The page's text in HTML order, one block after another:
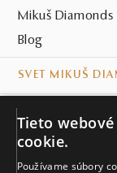
Mikuš
Blog
SVET MIKUŠ
KONTAKT
Tieto
cookie.
Používame súbory